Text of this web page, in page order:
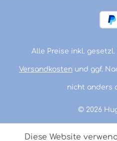
© 2026
Alle Preise inkl.
Versandkosten und ggf.
nicht anders
Diese Website